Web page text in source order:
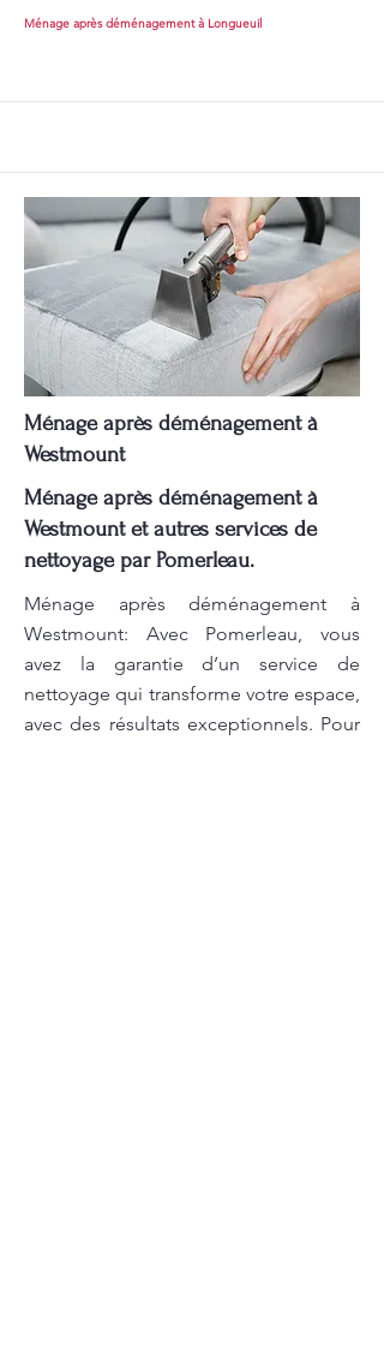
Ménage après déménagement à Longueuil
Ménage après déménagement à
Westmount
Ménage après déménagement à
Westmount et autres services de
nettoyage par Pomerleau.
Ménage après déménagement à
Westmount: Avec Pomerleau, vous
avez la garantie d’un service de
nettoyage qui transforme votre espace,
avec des résultats exceptionnels. Pour